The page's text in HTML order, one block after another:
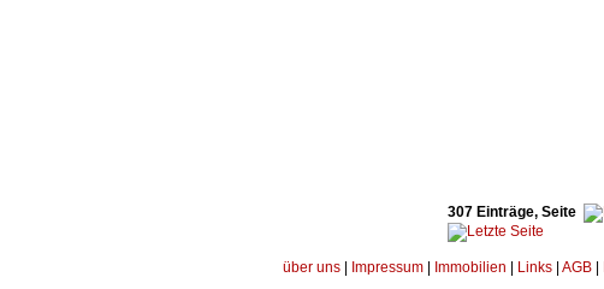
307 Einträge, Seite
über uns Impressum Immobilien Links AGB